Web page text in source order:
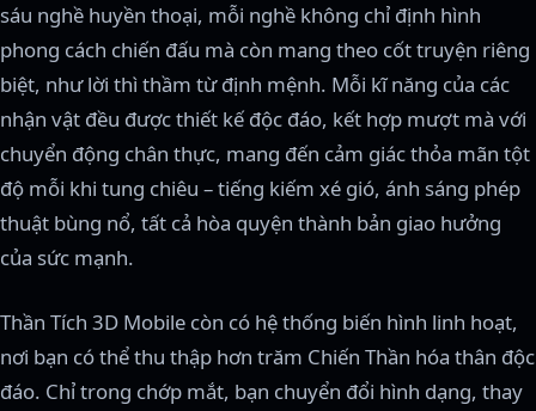
sáu nghề huyền thoại, mỗi nghề không chỉ định hình
phong cách chiến đấu mà còn mang theo cốt truyện riêng
biệt, như lời thì thầm từ định mệnh. Mỗi kĩ năng của các
nhận vật đều được thiết kế độc đáo, kết hợp mượt mà với
chuyển động chân thực, mang đến cảm giác thỏa mãn tột
độ mỗi khi tung chiêu – tiếng kiếm xé gió, ánh sáng phép
thuật bùng nổ, tất cả hòa quyện thành bản giao hưởng
của sức mạnh.
Thần Tích 3D Mobile còn có hệ thống biến hình linh hoạt,
nơi bạn có thể thu thập hơn trăm Chiến Thần hóa thân độc
đáo. Chỉ trong chớp mắt, bạn chuyển đổi hình dạng, thay